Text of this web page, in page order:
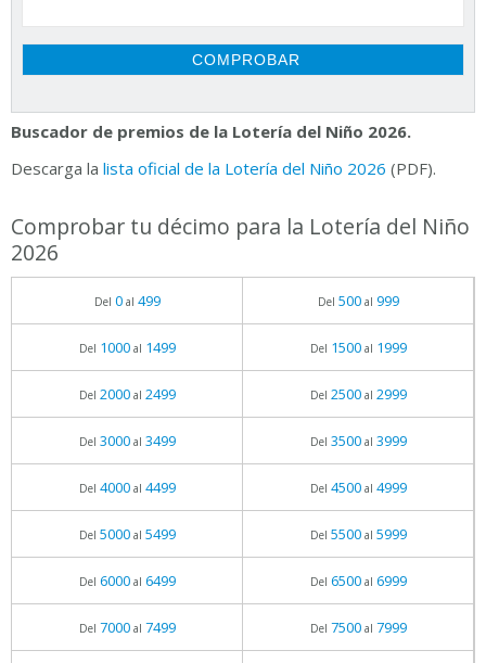
Buscador de premios de la Lotería del Niño 2026.
Descarga la lista oficial de la Lotería del Niño 2026 (PDF).
Comprobar tu décimo para la Lotería del Niño
2026
Del 0al 499 Del 500al 999
Del 1000al 1499 Del 1500al 1999
Del 2000al 2499 Del 2500al 2999
Del 3000al 3499 Del 3500al 3999
Del 4000al 4499 Del 4500al 4999
Del 5000al 5499 Del 5500al 5999
Del 6000al 6499 Del 6500al 6999
Del 7000al 7499 Del 7500al 7999